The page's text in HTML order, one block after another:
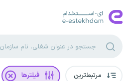
مرتبط‌ترین فیلترها